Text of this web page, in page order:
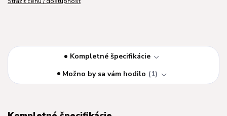
Kompletné špecifikácie
Možno by sa vám hodilo
1